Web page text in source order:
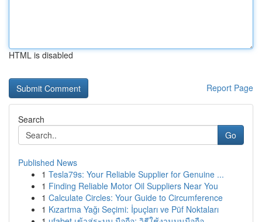
HTML is disabled
Report Page
Search
Go
Published News
1 Tesla79s: Your Reliable Supplier for Genuine ...
1 Finding Reliable Motor Oil Suppliers Near You
1 Calculate Circles: Your Guide to Circumference
1 Kızartma Yağı Seçimi: İpuçları ve Püf Noktaları